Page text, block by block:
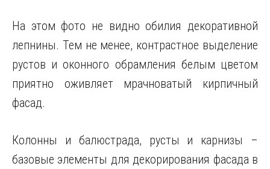
На этом фото не видно обилия декоративной
лепнины. Тем не менее, контрастное выделение
рустов и оконного обрамления белым цветом
приятно оживляет мрачноватый кирпичный
фасад.
Колонны и балюстрада, русты и карнизы –
базовые элементы для декорирования фасада в